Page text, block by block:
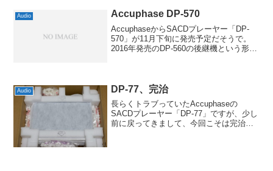
Audio Accuphase DP-570
AccuphaseからSACDプレーヤー「DP-
570」が11月下旬に発売予定だそうで。
2016年発売のDP-560の後継機という形
Audio DP-77、完治
長らくトラブっていたAccuphaseの
SACDプレーヤー「DP-77」ですが、少し
前に戻ってきまして、今回こそは完治し